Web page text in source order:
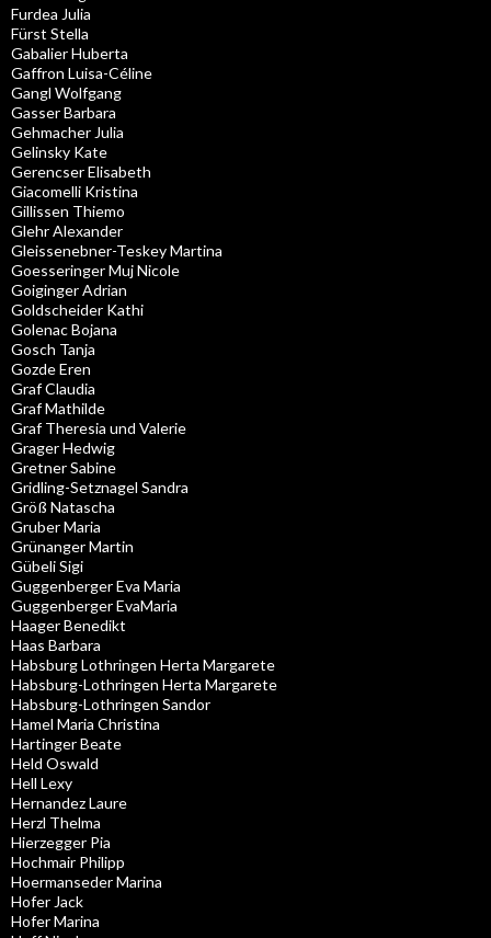
Furdea Julia
Fürst Stella
Gabalier Huberta
Gaffron Luisa-Céline
Gangl Wolfgang
Gasser Barbara
Gehmacher Julia
Gelinsky Kate
Gerencser Elisabeth
Giacomelli Kristina
Gillissen Thiemo
Glehr Alexander
Gleissenebner-Teskey Martina
Goesseringer Muj Nicole
Goiginger Adrian
Goldscheider Kathi
Golenac Bojana
Gosch Tanja
Gozde Eren
Graf Claudia
Graf Mathilde
Graf Theresia und Valerie
Grager Hedwig
Gretner Sabine
Gridling-Setznagel Sandra
Größ Natascha
Gruber Maria
Grünanger Martin
Gübeli Sigi
Guggenberger Eva Maria
Guggenberger EvaMaria
Haager Benedikt
Haas Barbara
Habsburg Lothringen Herta Margarete
Habsburg-Lothringen Herta Margarete
Habsburg-Lothringen Sandor
Hamel Maria Christina
Hartinger Beate
Held Oswald
Hell Lexy
Hernandez Laure
Herzl Thelma
Hierzegger Pia
Hochmair Philipp
Hoermanseder Marina
Hofer Jack
Hofer Marina